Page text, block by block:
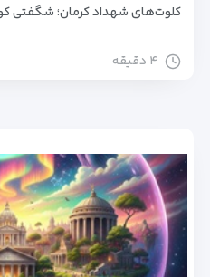
کلوت‌های شهداد کرمان؛ شگفتی کویر ایران
۴ دقیقه